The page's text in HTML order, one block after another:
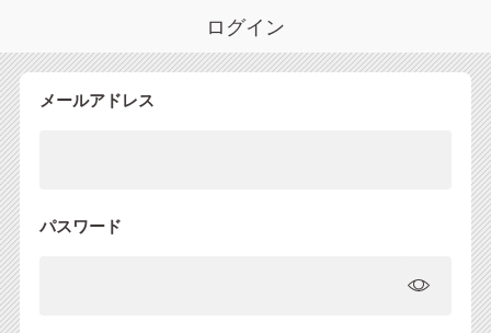
ログイン
メールアドレス
パスワード